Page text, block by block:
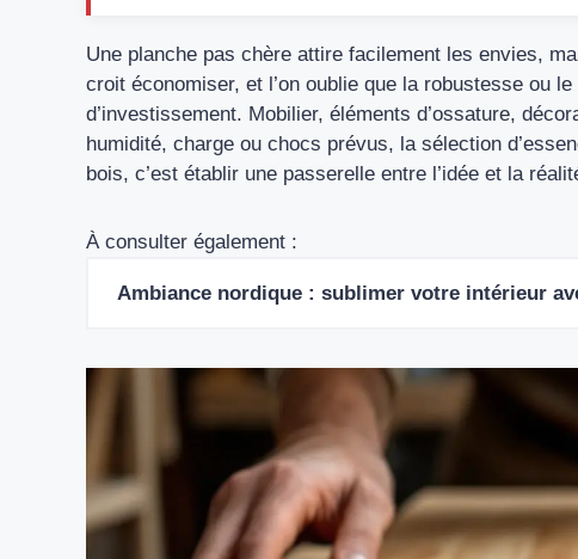
Une planche pas chère attire facilement les envies,
croit économiser, et l’on oublie que la robustesse ou
d’investissement. Mobilier, éléments d’ossature,
humidité, charge ou chocs prévus, la sélection
bois, c’est établir une passerelle entre l’idée et la
À consulter également :
Ambiance nordique : sublimer votre intérieur